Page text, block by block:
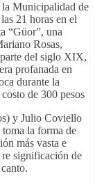
la Municipalidad de
21 horas en el
“Güor”, una
Rosas,
del siglo XIX,
profanada en
durante la
de 300 pesos
y Julio Coviello
la forma de
más vasta e
significación de